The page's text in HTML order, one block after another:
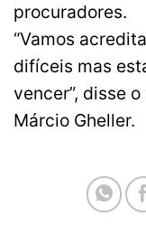
procuradores.
“Vamos
difíceis mas
vencer”, disse
Márcio Gheller.